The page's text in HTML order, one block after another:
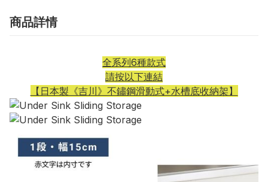
商品詳情
全系列6種款式
請按以下連結
【日本製《吉川》不鏽鋼滑動式+水槽底收納架】